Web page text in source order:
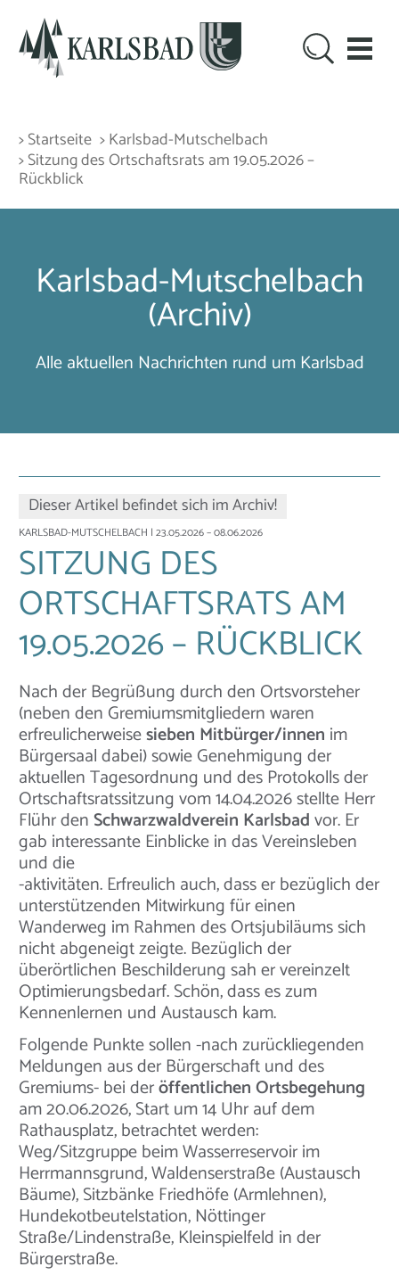
> Startseite > Karlsbad-Mutschelbach
> Sitzung des Ortschaftsrats am 19.05.2026 –
Rückblick
Karlsbad-Mutschelbach
(Archiv)
Alle aktuellen Nachrichten rund um Karlsbad
Dieser Artikel befindet sich im Archiv!
KARLSBAD-MUTSCHELBACH | 23.05.2026 – 08.06.2026
SITZUNG DES
ORTSCHAFTSRATS AM
19.05.2026 – RÜCKBLICK
Nach der Begrüßung durch den Ortsvorsteher
(neben den Gremiumsmitgliedern waren
erfreulicherweisesieben Mitbürger/innen im
Bürgersaal dabei) sowie Genehmigung der
aktuellen Tagesordnung und des Protokolls der
Ortschaftsratssitzung vom 14.04.2026 stellte Herr
Flühr denSchwarzwaldverein Karlsbadvor. Er
gab interessante Einblicke in das Vereinsleben
und die
-aktivitäten. Erfreulich auch, dass er bezüglich der
unterstützenden Mitwirkung für einen
Wanderweg im Rahmen des Ortsjubiläums sich
nicht abgeneigt zeigte. Bezüglich der
überörtlichen Beschilderung sah er vereinzelt
Optimierungsbedarf. Schön, dass es zum
Kennenlernen und Austausch kam.
Folgende Punkte sollen -nach zurückliegenden
Meldungen aus der Bürgerschaft und des
Gremiums- bei deröffentlichen Ortsbegehung
am 20.06.2026, Start um 14 Uhr auf dem
Rathausplatz, betrachtet werden:
Weg/Sitzgruppe beim Wasserreservoir im
Herrmannsgrund, Waldenserstraße (Austausch
Bäume), Sitzbänke Friedhöfe (Armlehnen),
Hundekotbeutelstation, Nöttinger
Straße/Lindenstraße, Kleinspielfeld in der
Bürgerstraße.